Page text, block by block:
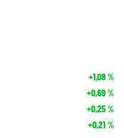
+1,08%
+0,69%
+0,25%
+0,21 %